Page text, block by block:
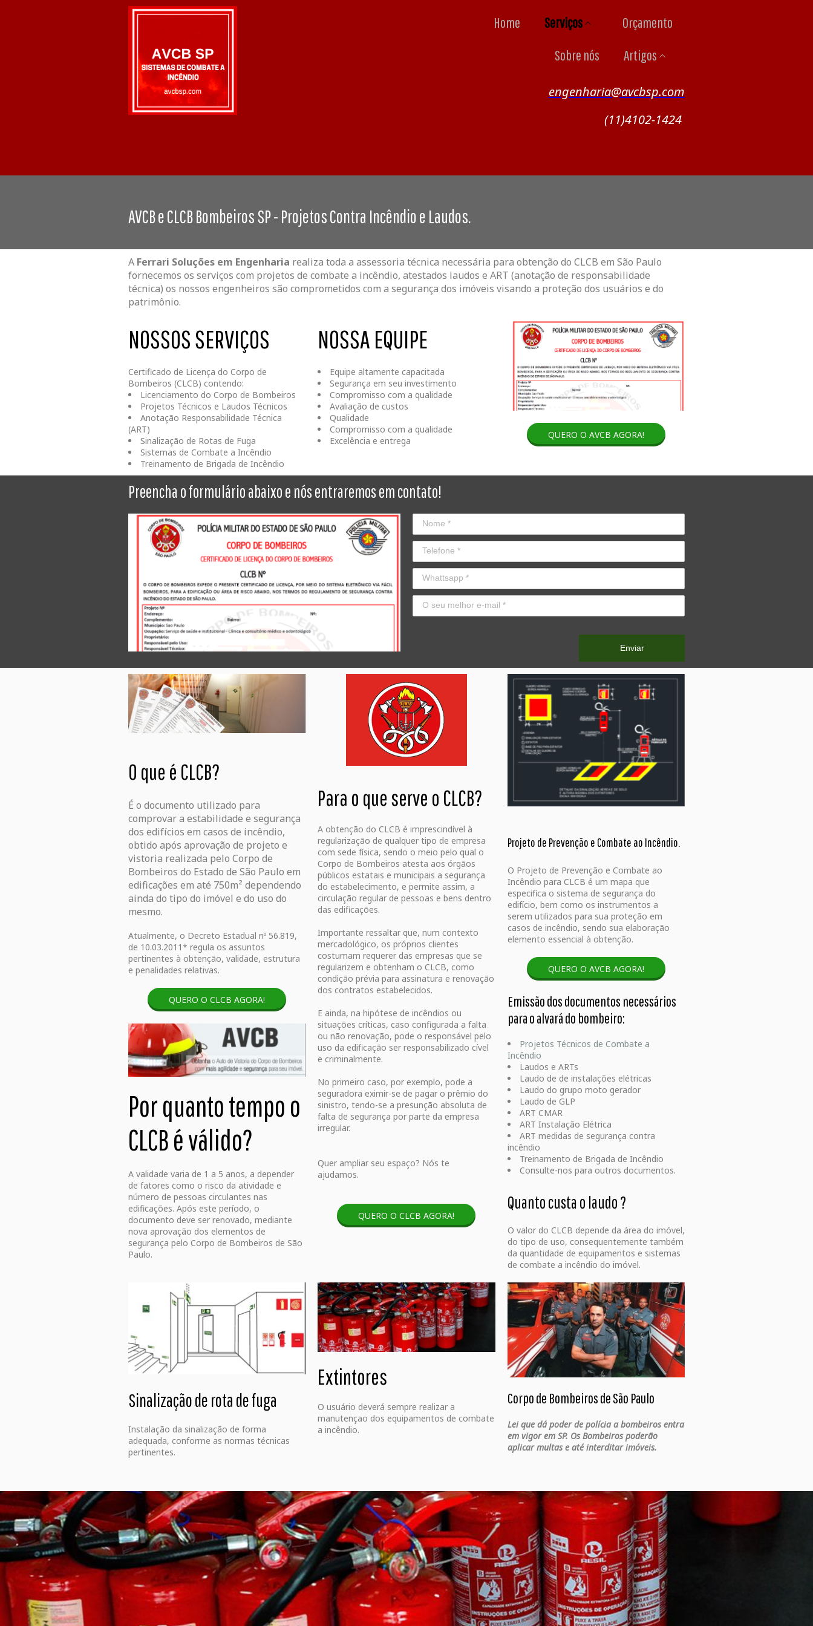
Home Serviços
Orçamento
Sobre nós
Artigos
engenharia@avcbsp.com
(11)4102-1424
AVCB e CLCB Bombeiros SP - Projetos Contra Incêndio e Laudos.
A Ferrari Soluções em Engenharia realiza toda a assessoria técnica necessária para obtenção do CLCB em São Paulo
fornecemos os serviços com projetos de combate a incêndio, atestados laudos e ART (anotação de responsabilidade
técnica) os nossos engenheiros são comprometidos com a segurança dos imóveis visando a proteção dos usuários e do
patrimônio.
NOSSOS SERVIÇOS
Certificado de Licença do Corpo de
Bombeiros (CLCB) contendo:
Licenciamento do Corpo de Bombeiros
Projetos Técnicos e Laudos Técnicos
Anotação Responsabilidade Técnica
(ART)
Sinalização de Rotas de Fuga
Sistemas de Combate a Incêndio
Treinamento de Brigada de Incêndio
NOSSA EQUIPE
Equipe altamente capacitada
Segurança em seu investimento
Compromisso com a qualidade
Avaliação de custos
Qualidade
Compromisso com a qualidade
Excelência e entrega
QUERO O AVCB AGORA!
Preencha o formulário abaixo e nós entraremos em contato!
Enviar
O que é CLCB?
É o documento utilizado para
comprovar a estabilidade e segurança
dos edifícios em casos de incêndio,
obtido após aprovação de projeto e
vistoria realizada pelo Corpo de
Bombeiros do Estado de São Paulo em
edificações em até 750m² dependendo
ainda do tipo do imóvel e do uso do
mesmo.
Atualmente, o Decreto Estadual nº 56.819,
de 10.03.2011* regula os assuntos
pertinentes à obtenção, validade, estrutura
e penalidades relativas.
QUERO O CLCB AGORA!
Por quanto tempo o
CLCB é válido?
A validade varia de 1 a 5 anos, a depender
de fatores como o risco da atividade e
número de pessoas circulantes nas
edificações. Após este período, o
documento deve ser renovado, mediante
nova aprovação dos elementos de
segurança pelo Corpo de Bombeiros de São
Paulo.
Para o que serve o CLCB?
A obtenção do CLCB é imprescindível à
regularização de qualquer tipo de empresa
com sede física, sendo o meio pelo qual o
Corpo de Bombeiros atesta aos órgãos
públicos estatais e municipais a segurança
do estabelecimento, e permite assim, a
circulação regular de pessoas e bens dentro
das edificações.
Importante ressaltar que, num contexto
mercadológico, os próprios clientes
costumam requerer das empresas que se
regularizem e obtenham o CLCB, como
condição prévia para assinatura e renovação
dos contratos estabelecidos.
E ainda, na hipótese de incêndios ou
situações críticas, caso configurada a falta
ou não renovação, pode o responsável pelo
uso da edificação ser responsabilizado cível
e criminalmente.
No primeiro caso, por exemplo, pode a
seguradora eximir-se de pagar o prêmio do
sinistro, tendo-se a presunção absoluta de
falta de segurança por parte da empresa
irregular.
Quer ampliar seu espaço? Nós te
ajudamos.
QUERO O CLCB AGORA!
Projeto de Prevenção e Combate ao Incêndio.
O Projeto de Prevenção e Combate ao
Incêndio para CLCB é um mapa que
especifica o sistema de segurança do
edifício, bem como os instrumentos a
serem utilizados para sua proteção em
casos de incêndio, sendo sua elaboração
elemento essencial à obtenção.
QUERO O AVCB AGORA!
Emissão dos documentos necessários
para o alvará do bombeiro:
Projetos Técnicos de Combate a
Incêndio
Laudos e ARTs
Laudo de de instalações elétricas
Laudo do grupo moto gerador
Laudo de GLP
ART CMAR
ART Instalação Elétrica
ART medidas de segurança contra
incêndio
Treinamento de Brigada de Incêndio
Consulte-nos para outros documentos.
Quanto custa o laudo ?
O valor do CLCB depende da área do imóvel,
do tipo de uso, consequentemente também
da quantidade de equipamentos e sistemas
de combate a incêndio do imóvel.
Sinalização de rota de fuga
Instalação da sinalização de forma
adequada, conforme as normas técnicas
pertinentes.
Extintores
O usuário deverá sempre realizar a
manutençao dos equipamentos de combate
a incêndio.
Corpo de Bombeiros de São Paulo
Lei que dá poder de polícia a bombeiros entra
em vigor em SP. Os Bombeiros poderão
aplicar multas e até interditar imóveis.